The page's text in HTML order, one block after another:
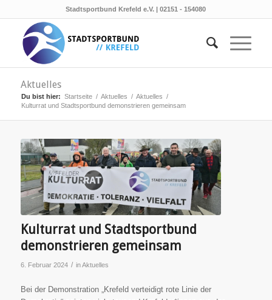
Stadtsportbund Krefeld e.V. | 02151 - 154080
Aktuelles
Du bist hier: Startseite / Aktuelles / Aktuelles /
Kulturrat und Stadtsportbund demonstrieren gemeinsam
Kulturrat und Stadtsportbund
demonstrieren gemeinsam
6. Februar 2024 / inAktuelles
Bei der Demonstration „Krefeld verteidigt rote Linie der